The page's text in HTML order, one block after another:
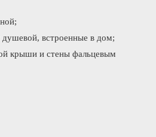
душевой, встроенные в дом;
крыши и стены фальцевым